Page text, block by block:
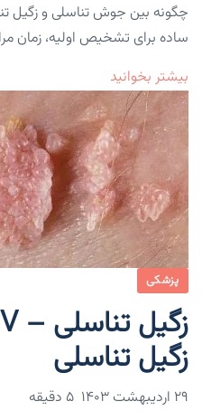
چگونه بین جوش تناسلی و زگیل
ساده برای تشخیص اولیه، زمان
بیشتر بخوانید
پزشکی
زگیل تناسلی
۲۹ اردیبهشت ۱۴۰۳